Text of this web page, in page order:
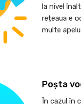
la nivel
rețeaua e
multe
Poșta
În cazul în